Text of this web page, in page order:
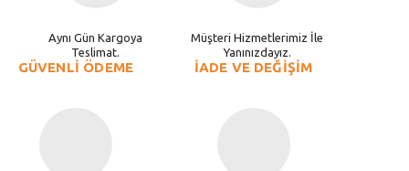
Aynı Gün Kargoya
Teslimat.
Müşteri Hizmetlerimiz İle
Yanınızdayız.
GÜVENLİ ÖDEME İADE VE DEĞİŞİM